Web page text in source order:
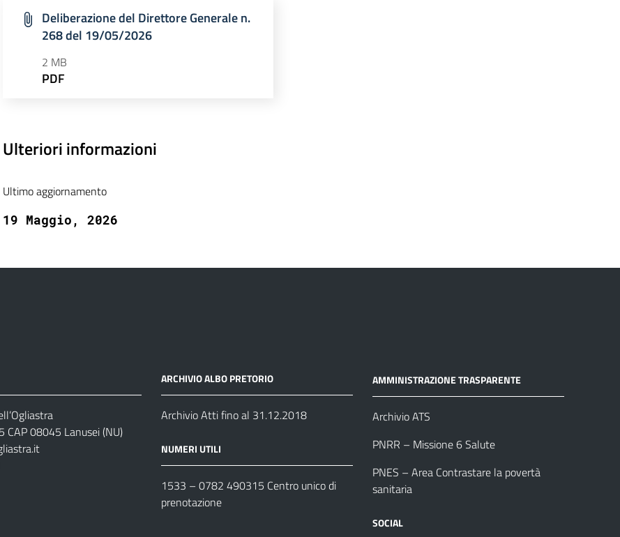
Deliberazione del Direttore Generale n.
268 del 19/05/2026
2 MB
PDF
Ulteriori informazioni
Ultimo aggiornamento
19 Maggio, 2026
CAP 08045 Lanusei (NU)
ARCHIVIO ALBO PRETORIO
Archivio Atti fino al 31.12.2018
NUMERI UTILI
1533 – 0782 490315 Centro unico di
prenotazione
AMMINISTRAZIONE TRASPARENTE
Archivio ATS
PNRR – Missione 6 Salute
PNES – Area Contrastare la povertà
sanitaria
SOCIAL